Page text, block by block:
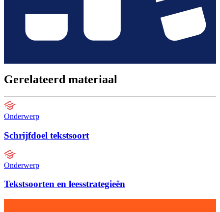
Gerelateerd materiaal
Onderwerp
Schrijfdoel tekstsoort
Onderwerp
Tekstsoorten en leesstrategieën